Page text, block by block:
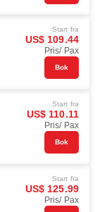
Start fra
US$ 109.44
Pris/ Pax
Bok
Start fra
US$ 110.11
Pris/ Pax
Bok
Start fra
US$ 125.99
Pris/ Pax